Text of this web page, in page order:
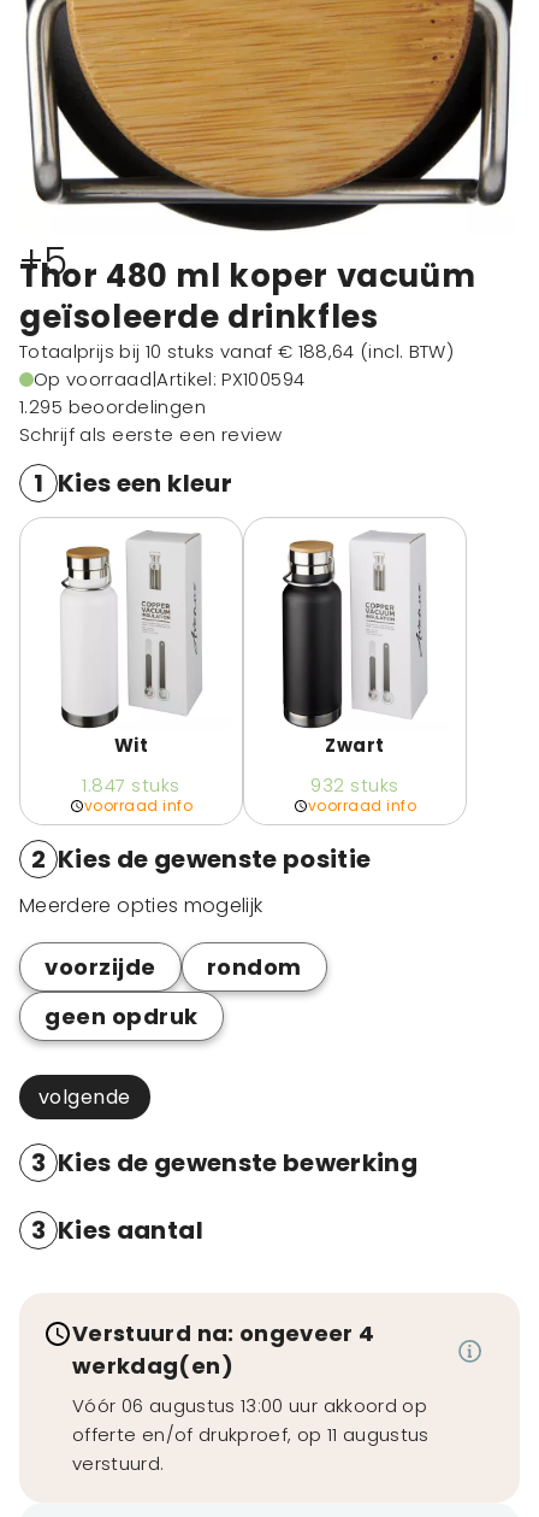
+5
Thor 480 ml koper vacuüm
geïsoleerde drinkfles
Totaalprijs bij 10 stuks vanaf € 188,64 (incl. BTW)
Op voorraad|Artikel: PX100594
1.295 beoordelingen
Schrijf als eerste een review
1 Kies een kleur
Wit
1.847 stuks
voorraad info
Zwart
932 stuks
voorraad info
2 Kies de gewenste positie
Meerdere opties mogelijk
voorzijde
rondom
geen opdruk
volgende
3 Kies de gewenste bewerking
3 Kies aantal
Verstuurd na: ongeveer 4
werkdag(en)
Vóór 06 augustus 13:00 uur akkoord op
offerte en/of drukproef, op 11 augustus
verstuurd.